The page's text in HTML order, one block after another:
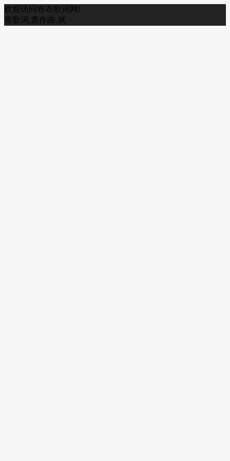
欢迎访问布衣歌词网!
查歌词,查作曲,就